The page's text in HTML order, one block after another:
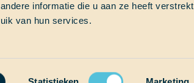
informatie die u aan ze heeft verstrekt
van hun services.
waar School at
moment vaart!